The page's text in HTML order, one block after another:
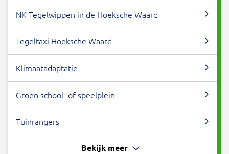
NK Tegelwippen in de Hoeksche Waard
Tegeltaxi Hoeksche Waard
Klimaatadaptatie
Groen school- of speelplein
Tuinrangers
Bekijk meer